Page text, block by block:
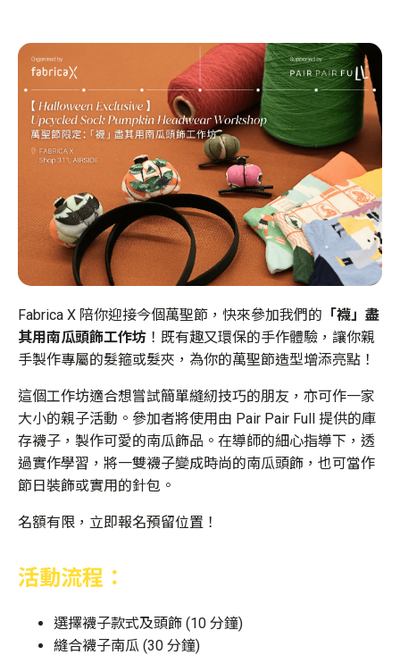
Fabrica X 陪你迎接今個萬聖節，快來參加我們的 「襪」盡
其用南瓜頭飾工作坊 ！既有趣又環保的手作體驗，讓你親
手製作專屬的髮箍或髮夾，為你的萬聖節造型增添亮點！
這個工作坊適合想嘗試簡單縫紉技巧的朋友，亦可作一家
大小的親子活動。參加者將使用由 Pair Pair Full 提供的庫
存襪子，製作可愛的南瓜飾品。在導師的細心指導下，透
過實作學習，將一雙襪子變成時尚的南瓜頭飾，也可當作
節日裝飾或實用的針包。
名額有限，立即報名預留位置！
活動流程：
選擇襪子款式及頭飾 (10 分鐘)
縫合襪子南瓜 (30 分鐘)